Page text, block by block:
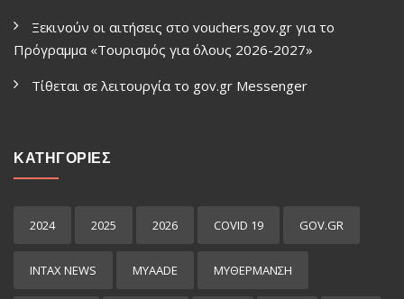
Ξεκινούν οι αιτήσεις στο vouchers.gov.gr για το
Πρόγραμμα «Τουρισμός για όλους 2026-2027»
Τίθεται σε λειτουργία το gov.gr Μessenger
ΚΑΤΗΓΟΡΙΕΣ
2024 2025 2026 COVID 19 GOV.GR
INTAX NEWS MYAADE MYΘΈΡΜΑΝΣΗ